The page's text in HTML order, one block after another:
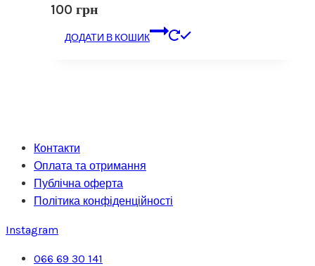
100 грн
ДОДАТИ В КОШИК
Контакти
Оплата та отримання
Публічна оферта
Політика конфіденційності
Instagram
066 69 30 141